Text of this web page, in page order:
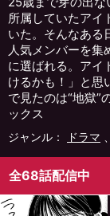
所属していたアイ
いた。そんなある
人気メンバーを集
に選ばれる。アイ
けるかも！」と思
で見たのは“地獄
ックス
ジャンル： ドラマ
全68話配信中